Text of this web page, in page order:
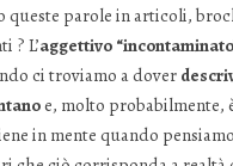
queste parole in articoli,
? L’aggettivo
ci troviamo a dover
e, molto probabilmente,
in mente quando